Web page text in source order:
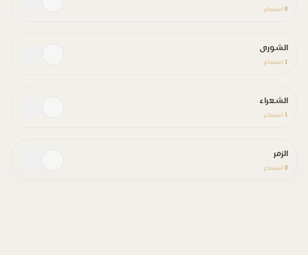
0 استماع
الشورى
1 استماع
الشعراء
1 استماع
الزمر
0 استماع